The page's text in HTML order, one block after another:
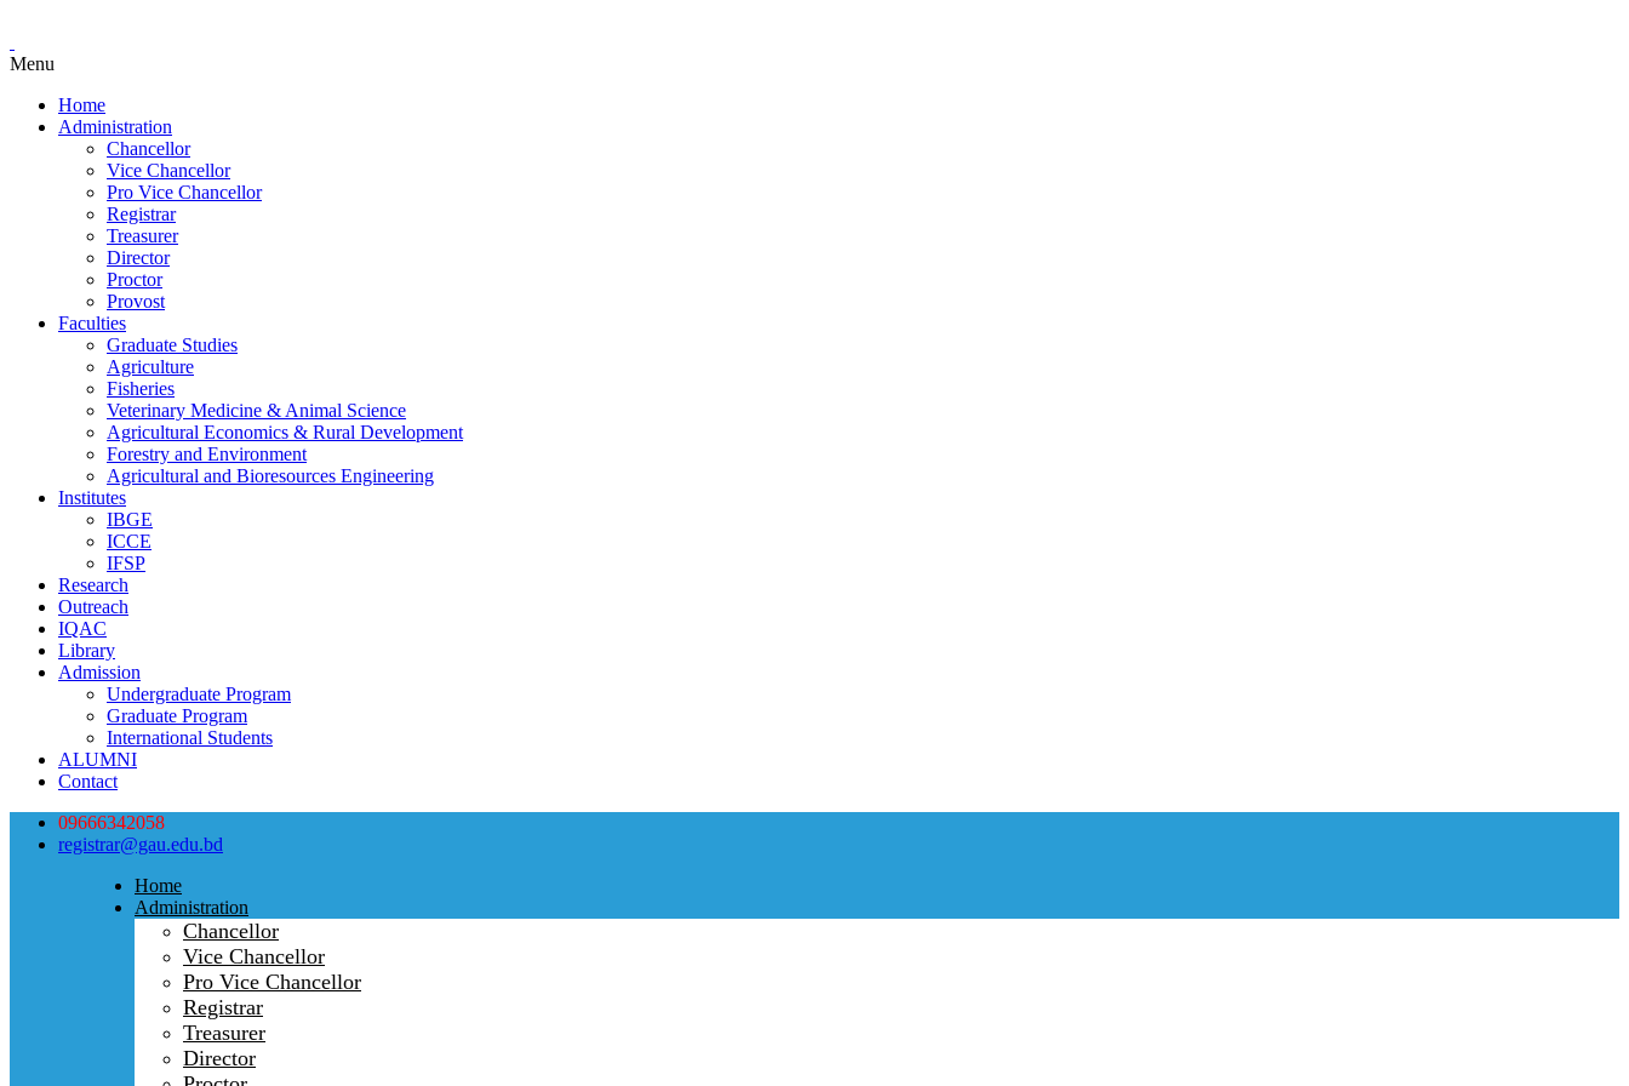
Menu
Home
Administration
Chancellor
Vice Chancellor
Pro Vice Chancellor
Registrar
Treasurer
Director
Proctor
Provost
Faculties
Graduate Studies
Agriculture
Fisheries
Veterinary Medicine & Animal Science
Agricultural Economics & Rural Development
Forestry and Environment
Agricultural and Bioresources Engineering
Institutes
IBGE
ICCE
IFSP
Research
Outreach
IQAC
Library
Admission
Undergraduate Program
Graduate Program
International Students
ALUMNI
Contact
09666342058
registrar@gau.edu.bd
Home
Administration
Chancellor
Vice Chancellor
Pro Vice Chancellor
Registrar
Treasurer
Director